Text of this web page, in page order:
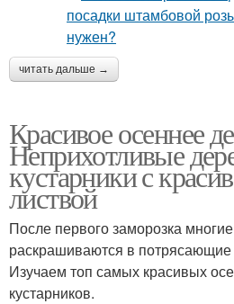
читать дальше →
Красивое осеннее
Неприхотливые
кустарники с
листвой
После первого заморозка
раскрашиваются в
Изучаем топ самых красивых
кустарников.